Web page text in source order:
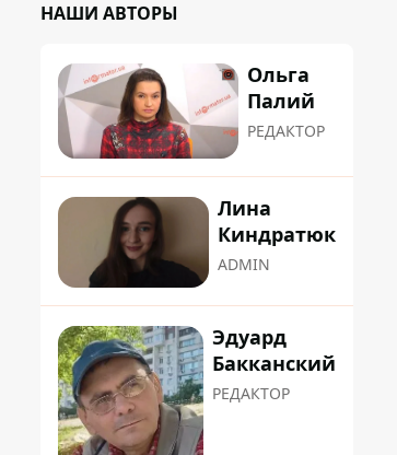
НАШИ АВТОРЫ
Ольга
Палий
РЕДАКТОР
Лина
Киндратюк
ADMIN
Эдуард
Бакканский
РЕДАКТОР